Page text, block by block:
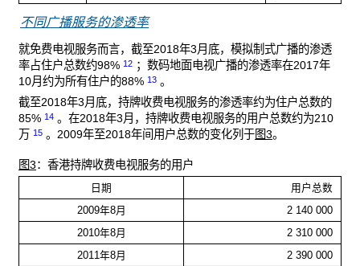
不同广播服务的渗透率
就免费电视服务而言，截至2018年3月底，模拟制式广播的渗透
率占住户总数约98% 12 ；数码地面电视广播的渗透率在2017年
10月约为所有住户的88% 13 。
截至2018年3月底，持牌收费电视服务的渗透率约为住户总数的
85% 14 。在2018年3月，持牌收费电视服务的用户总数约为210
万 15 。2009年至2018年间用户总数的变化列于图3。
图3：香港持牌收费电视服务的用户
日期
用户总数
2009年8月
2 140 000
2010年8月
2 310 000
2011年8月
2 390 000